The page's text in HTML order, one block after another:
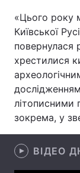
Спорт
Техно і зв'язок
Зброя
Здоров'я
«Цього року
Київської
повернулася
хрестилися
літописними
зокрема, у
ВІДЕО